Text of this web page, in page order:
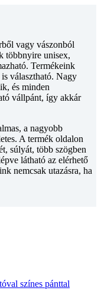
vagy vászonból
többnyire unisex,
Termékeink
választható. Nagy
és minden
vállpánt, így akkár
a nagyobb
A termék oldalon
súlyát, több szögben
látható az elérhető
ink nemcsak utazásra, ha